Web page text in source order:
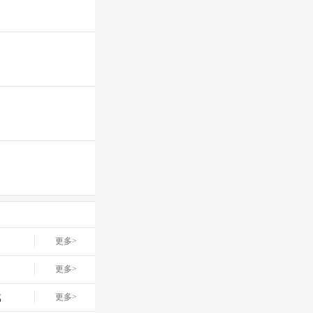
更多>
更多>
更多>